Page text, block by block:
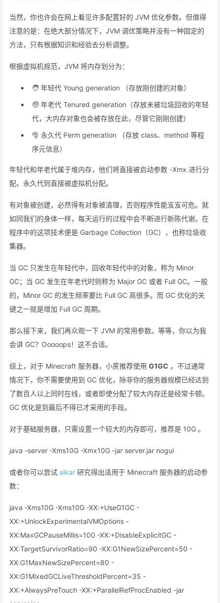
当然，你也许会在网上看见许多配置好的 JVM 优化参数。但值得
注意的是：在绝大部分情况下，JVM 调优策略并没有一种固定的
方法，只有根据知识和经验去分析调整。
根据虚拟机规范，JVM 将内存划分为：
🧑 年轻代 Young generation （存放刚创建的对象）
🧓 年老代 Tenured generation（存放未被垃圾回收的年轻
代，大内存对象也会被存放在此，尽管它刚刚创建）
🎅 永久代 Perm generation （存放 class、method 等程
序元信息）
年轻代和年老代属于堆内存，他们将直接被启动参数 -Xmx 进行分
配。永久代则直接被虚拟机分配。
有对象被创建，必然得有对象被清理，否则程序性能岌岌可危。就
如同我们的身体一样，每天运行的过程中会不断进行新陈代谢。在
程序中的这项技术便是 Garbage Collection（GC），也称垃圾收
集器。
当 GC 只发生在年轻代中，回收年轻代中的对象，称为 Minor
GC；当 GC 发生在年老代时则称为 Major GC 或者 Full GC。一般
的，Minor GC 的发生频率要比 Full GC 高很多。而 GC 优化的关
键之一就是增加 Full GC 周期。
那么接下来，我们再众观一下 JVM 的常用参数。等等，你以为我
会讲 GC？Ooooops！这不合适。
综上，对于 Minecraft 服务器，小蔗推荐使用 G1GC 。不过通常
情况下，你不需要使用到 GC 优化，除非你的服务器规模已经达到
了数百人以上同时在线，或者即使分配了较大内存还是经常卡顿。
GC 优化是到最后不得已才采用的手段。
对于基础服务器，只需设置一个较大的内存即可，推荐是 10G 。
java -server -Xms10G -Xmx10G -jar server.jar nogui
或者你可以尝试 aikar 研究得出适用于 Minecraft 服务器的启动参
数：
java -Xms10G -Xms10G -XX:+UseG1GC -
XX:+UnlockExperimentalVMOptions -
XX:MaxGCPauseMillis=100 -XX:+DisableExplicitGC -
XX:TargetSurvivorRatio=90 -XX:G1NewSizePercent=50 -
XX:G1MaxNewSizePercent=80 -
XX:G1MixedGCLiveThresholdPercent=35 -
XX:+AlwaysPreTouch -XX:+ParallelRefProcEnabled -jar